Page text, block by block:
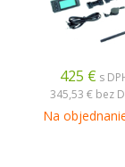
425 € s
345,53 € bez
Na